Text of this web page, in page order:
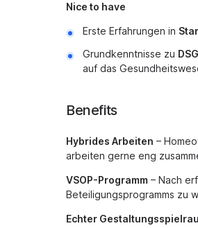
Nice to have
Erste Erfahrungen in
Grundkenntnisse zu
auf das
Benefits
Hybrides Arbeiten –
arbeiten gerne eng
VSOP-Programm – Nach
Beteiligungsprogramms zu
Echter